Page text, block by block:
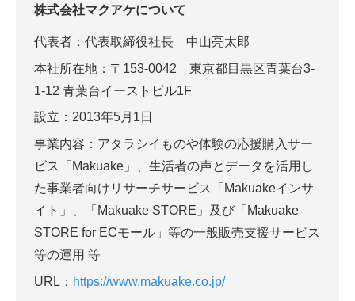
株式会社マクアケについて
代表者：代表取締役社長 中山亮太郎
本社所在地：〒153-0042 東京都目黒区青葉台3-
1-12 青葉台イーストビル1F
設立：2013年5月1日
事業内容：アタラシイものや体験の応援購入サー
ビス「Makuake」、生活者の声とデータを活用し
た事業者向けリサーチサービス「Makuakeインサ
イト」、「Makuake STORE」及び「Makuake
STORE for ECモール」等の一般販売支援サービス
等の運用 等
URL： https://www.makuake.co.jp/